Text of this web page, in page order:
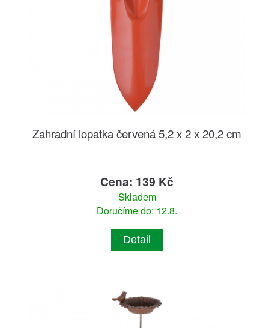
Zahradní lopatka červená 5,2 x 2 x 20,2 cm
Cena: 139 Kč
Skladem
Doručíme do: 12.8.
Detail